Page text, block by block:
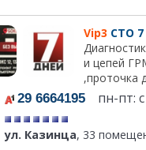
Vip3 СТО
и цепей
,проточка
29 6664195 пн-пт: с
ул. Казинца, 33